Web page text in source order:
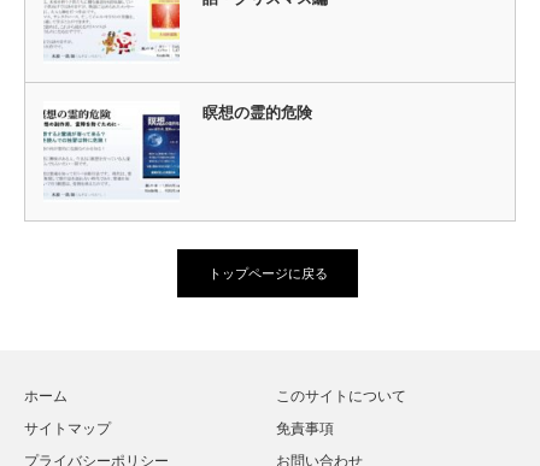
瞑想の霊的危険
トップページに戻る
ホーム
このサイトについて
サイトマップ
免責事項
プライバシーポリシー
お問い合わせ